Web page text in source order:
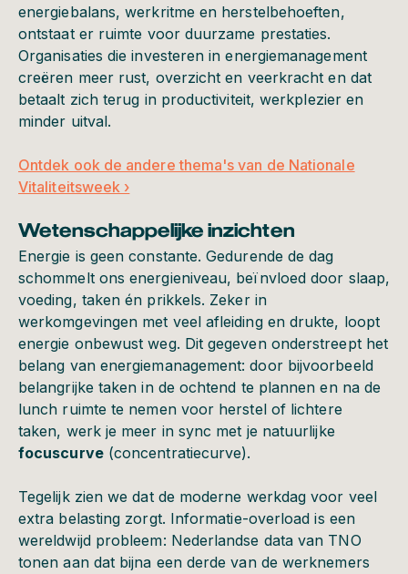
energiebalans, werkritme en herstelbehoeften,
ontstaat er ruimte voor duurzame prestaties.
Organisaties die investeren in energiemanagement
creëren meer rust, overzicht en veerkracht en dat
betaalt zich terug in productiviteit, werkplezier en
minder uitval.
Ontdek ook de andere thema's van de Nationale
Vitaliteitsweek ›
Wetenschappelijke inzichten
Energie is geen constante. Gedurende de dag
schommelt ons energieniveau, beïnvloed door slaap,
voeding, taken én prikkels. Zeker in
werkomgevingen met veel afleiding en drukte, loopt
energie onbewust weg. Dit gegeven onderstreept het
belang van energiemanagement: door bijvoorbeeld
belangrijke taken in de ochtend te plannen en na de
lunch ruimte te nemen voor herstel of lichtere
taken, werk je meer in sync met je natuurlijke
focuscurve(concentratiecurve).
Tegelijk zien we dat de moderne werkdag voor veel
extra belasting zorgt. Informatie-overload is een
wereldwijd probleem: Nederlandse data van TNO
tonen aan dat bijna een derde van de werknemers